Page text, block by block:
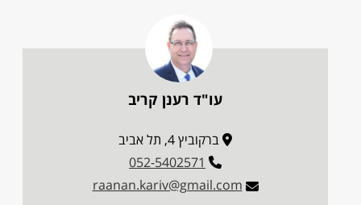
עו"ד רענן קריב
ברקוביץ 4, תל אביב
052-5402571
raanan.kariv@gmail.com